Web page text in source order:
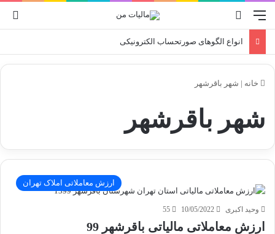
منو
انواع الگوهای صورتحساب الکترونیکی
خانه | شهر باقرشهر
شهر باقرشهر
ارزش معاملاتی املاک تهران
وحید اکبری 10/05/2022
55
ارزش معاملاتی مالیاتی باقرشهر 99